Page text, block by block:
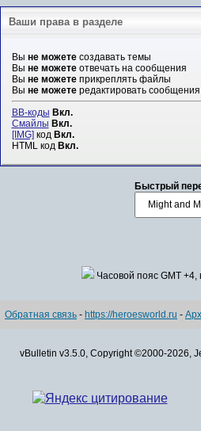
Ваши права в разделе
Вы не можетесоздавать темы
Вы не можетеотвечать на сообщения
Вы не можетеприкреплять файлы
Вы не можетередактировать сообщения
BB-коды Вкл.
Смайлы Вкл.
[IMG]код Вкл.
HTML код Вкл.
Быстрый
Часовой пояс GMT +4,
Обратная связь - https://heroesworld.ru -
vBulletin v3.5.0, Copyright ©2000-2026,